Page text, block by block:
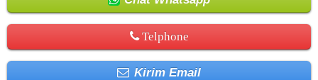
Telphone
Kirim Email